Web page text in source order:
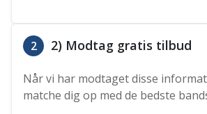
2 2) Modtag gratis tilbud
Når vi har modtaget disse
matche dig op med de bedste